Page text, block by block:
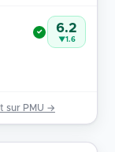
✓ 6.2
▼1.6
sur PMU →